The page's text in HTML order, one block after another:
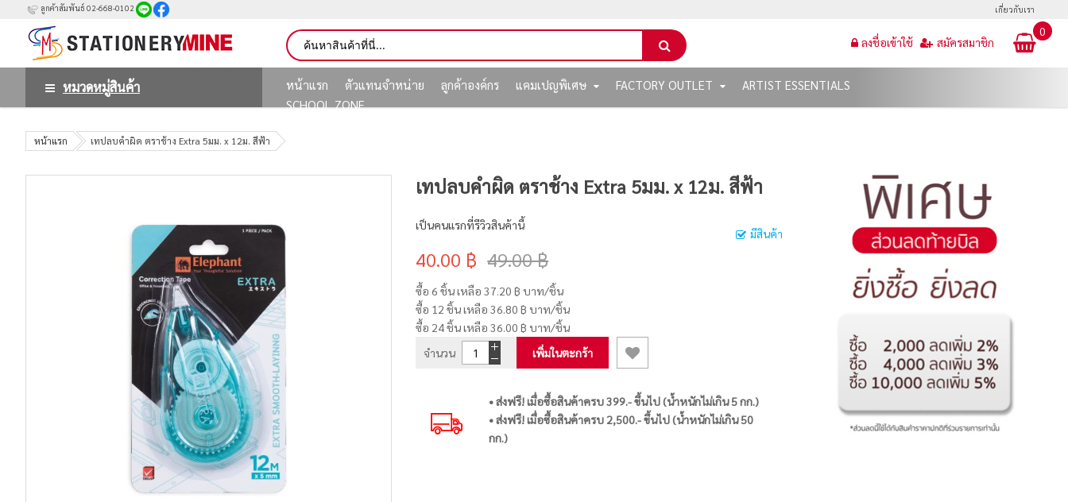
ลูกค้าสัมพันธ์ 02-668-0102 เกี่ยวกับเรา
0
ลงชื่อเข้าใช้ สมัครสมาชิก
หมวดหมู่สินค้า หน้าแรก ตัวแทนจำหน่าย ลูกค้าองค์กร แคมเปญพิเศษ FACTORY OUTLET
ARTIST ESSENTIALS
SCHOOL ZONE
หน้าแรก เทปลบคำผิด ตราช้าง Extra 5มม. x 12ม. สีฟ้า
เทปลบคำผิด ตราช้าง Extra 5มม. x 12ม. สีฟ้า
มีสินค้า
เป็นคนแรกที่รีวิวสินค้านี้
40.00 ฿ 49.00 ฿
ซื้อ 6 ชิ้น เหลือ37.20 ฿ บาท/ชิ้น
ซื้อ 12 ชิ้น เหลือ36.80 ฿ บาท/ชิ้น
ซื้อ 24 ชิ้น เหลือ36.00 ฿ บาท/ชิ้น
จำนวน
เพิ่มในตะกร้า
• ส่งฟรี! เมื่อซื้อสินค้าครบ 399.- ขึ้นไป (น้ำหนักไม่เกิน 5 กก.)
• ส่งฟรี! เมื่อซื้อสินค้าครบ 2,500.- ขึ้นไป (น้ำหนักไม่เกิน 50
กก.)